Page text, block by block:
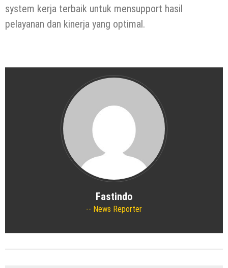
system kerja terbaik untuk mensupport hasil
pelayanan dan kinerja yang optimal.
Fastindo
News Reporter